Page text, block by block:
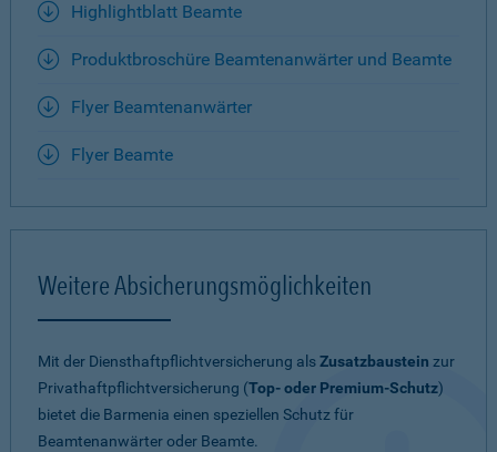
Highlightblatt Beamte
Produktbroschüre Beamtenanwärter und Beamte
Flyer Beamtenanwärter
Flyer Beamte
Weitere Absicherungsmöglichkeiten
Mit der Diensthaftpflichtversicherung alsZusatzbaustein zur
Privathaftpflichtversicherung (Top- oder Premium-Schutz)
bietet die Barmenia einen speziellen Schutz für
Beamtenanwärter oder Beamte.